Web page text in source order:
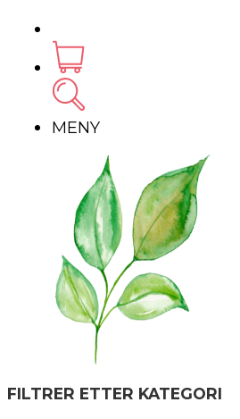
MENY
FILTRER ETTER KATEGORI